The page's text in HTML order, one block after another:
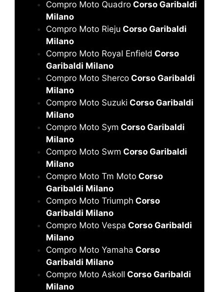
Compro Moto Quadro Corso Garibaldi
Milano
Compro Moto Rieju Corso Garibaldi
Milano
Compro Moto Royal Enfield Corso
Garibaldi Milano
Compro Moto Sherco Corso Garibaldi
Milano
Compro Moto Suzuki Corso Garibaldi
Milano
Compro Moto Sym Corso Garibaldi
Milano
Compro Moto Swm Corso Garibaldi
Milano
Compro Moto Tm Moto Corso
Garibaldi Milano
Compro Moto Triumph Corso
Garibaldi Milano
Compro Moto Vespa Corso Garibaldi
Milano
Compro Moto Yamaha Corso
Garibaldi Milano
Compro Moto Askoll Corso Garibaldi
Milano